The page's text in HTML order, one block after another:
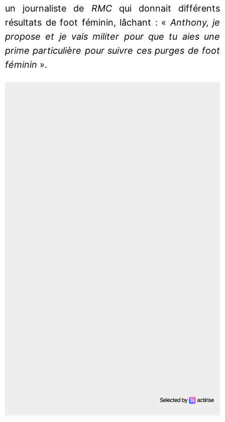
un journaliste de RMCqui donnait différents
résultats de foot féminin, lâchant : « Anthony, je
propose et je vais militer pour que tu aies une
prime particulière pour suivre ces purges de foot
féminin ».